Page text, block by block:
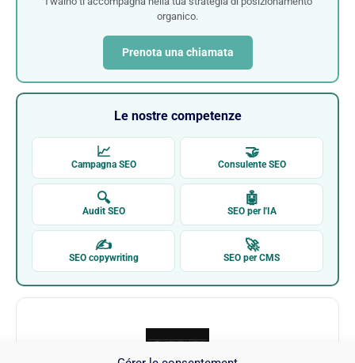
organico.
Prenota una chiamata
Le nostre competenze
📈
Campagna SEO
🤝
Consulente SEO
🔍
Audit SEO
🤖
SEO per l'IA
✍
SEO copywriting
🚀
SEO per CMS